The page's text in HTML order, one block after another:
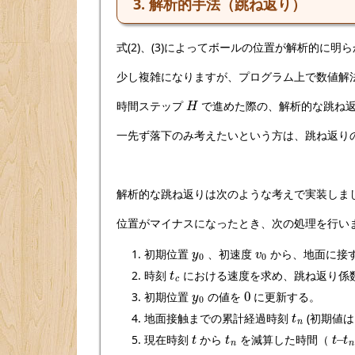
式(2)、(3)によってボールの位置が解析的に明
少し複雑になりますが、プログラム上で数値解
時間ステップ
で進めた際の、解析的な跳ね
一先ず落下のみ考えたいという方は、跳ね返
解析的な跳ね返りは次のような考えで実装しま
位置がマイナスになったとき、次の処理を行い
初期位置 、初速度
から、地面に接
時刻
tc
における速度を求め、跳ね返り
初期位置
y0
の値を
0
に更新する。
地面接触までの累計経過時刻
t n
(初期値
現在時刻
t
から
tn
を減算した時間（
t–
tn